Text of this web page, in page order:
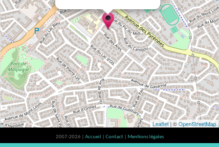
Leaflet | ©OpenStreetMap
2007-2026 | Accueil Contact
Mentions légales